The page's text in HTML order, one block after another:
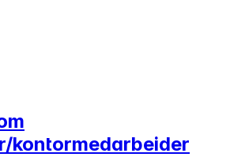
kontormedarbeider